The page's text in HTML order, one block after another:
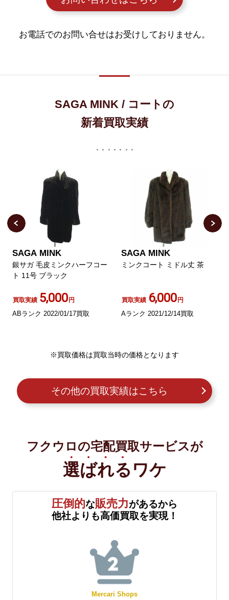
お電話でのお問い合せはお受けしておりません。
SAGA MINK / コートの
新着買取実績
SAGA MINK
銀サガ 毛皮ミンクハーフコー
ト 11号 ブラック
買取実績 5,000円
ABランク 2022/01/17買取
SAGA MINK
ミンクコート ミドル丈 茶
買取実績 6,000円
Aランク 2021/12/14買取
※買取価格は買取当時の価格となります
その他の買取実績はこちら
フクウロの宅配買取サービスが
選ばれる ワケ
圧倒的な販売力があるから
他社よりも高価買取を実現！
Mercari Shops